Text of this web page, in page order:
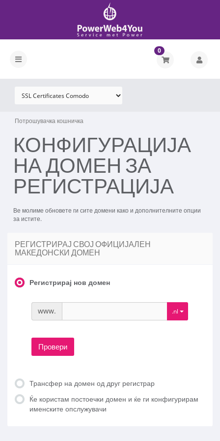
0
Потрошувачка кошничка
КОНФИГУРАЦИЈА
НА ДОМЕН ЗА
РЕГИСТРАЦИЈА
Ве молиме обновете ги сите домени како и дополнителните опции
за истите.
РЕГИСТРИРАЈ СВОЈ ОФИЦИЈАЛЕН
МАКЕДОНСКИ ДОМЕН
Регистрирај нов домен
www. .nl
Провери
Трансфер на домен од друг регистрар
Ќе користам постоечки домен и ќе ги конфигурирам
именските опслужувачи